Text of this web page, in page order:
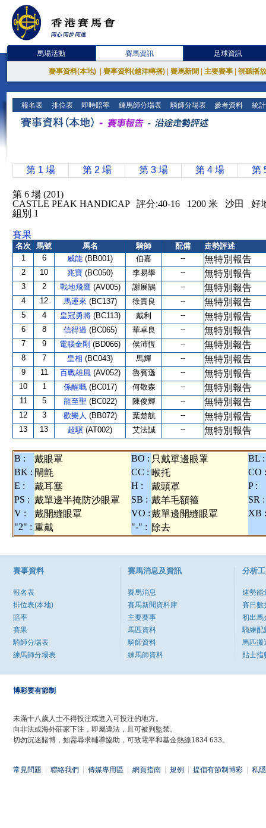
馬場活動 賽馬資訊 足球資訊
賽事資料(本地) 賽事資料(越洋轉播) 賽馬新聞 主要賽事 視聽播
報名表 排位表 即時賠率 練馬師分場表 騎師分場表 參考資料 統
第 1 場 第 2 場 第 3 場 第 4 場 第
第 6 場 (201)
CASTLE PEAK HANDICAP 評分:40-16 1200 米 沙田 好
組別 1
賽果
名次 馬號 馬名 騎師 配備
走勢評述
1
6 威能 (BB001) 伯嘉 -- 無特別報告
2 10 兆寶 (BC050) 李易學 -- 無特別報告
3 2 戰地飛鷹 (AV005) 謝展鵠 -- 無特別報告
4 12 馬運來 (BC137) 徐貴良 -- 無特別報告
5 4 皇冠勇將 (BC113) 戴利 -- 無特別報告
6 8 信得過 (BC065) 華卓良 -- 無特別報告
7 9 電腦金剛 (BD066) 侯沛恆 -- 無特別報告
8 7 皇相 (BC043) 馬輝 -- 無特別報告
9 11 百戰雄風 (AV052) 魯賓遜 -- 無特別報告
10 1 係醒嘅 (BC017) 何敬森 -- 無特別報告
11 5 龍至聖 (BC022) 陳俊輝 -- 無特別報告
12 3 歡樂人 (BB072) 葉楚航 -- 無特別報告
13 13 超驥 (AT002) 艾法誠 -- 無特別報告
B : 戴眼罩 BO : 只戴單邊眼罩
BL :
BK : 閘氈 CC : 喉托
CO :
E :
戴耳塞 H : 戴頭罩
P :
PS : 戴單邊半掩防沙眼罩 SB : 戴羊毛額箍
SR :
V :
戴開縫眼罩 VO :戴單邊開縫眼罩
XB :
"2" : 重戴 "-" : 除去
賽事資料
報名表
排位表(本地)
賠率
賽果
騎師分場表
練馬師分場表
賽馬消息及資訊
賽馬消息
賽馬新聞資料庫
主要賽事
馬匹資料
騎師資料
練馬師資料
分析
速勢能
賽日數
初出馬
騎練配
馬匹搬
貼士指
博彩要有節制
未滿十八歲人士不得投注或進入可投注的地方。
向非法或海外莊家下注，即屬違法，且可被判監禁。
切勿沉迷賭博，如需尋求輔導協助，可致電平和基金熱線1834 633。
常見問題 聯絡我們 傳媒專用區 網頁指南 規例 提倡有節制博彩 私